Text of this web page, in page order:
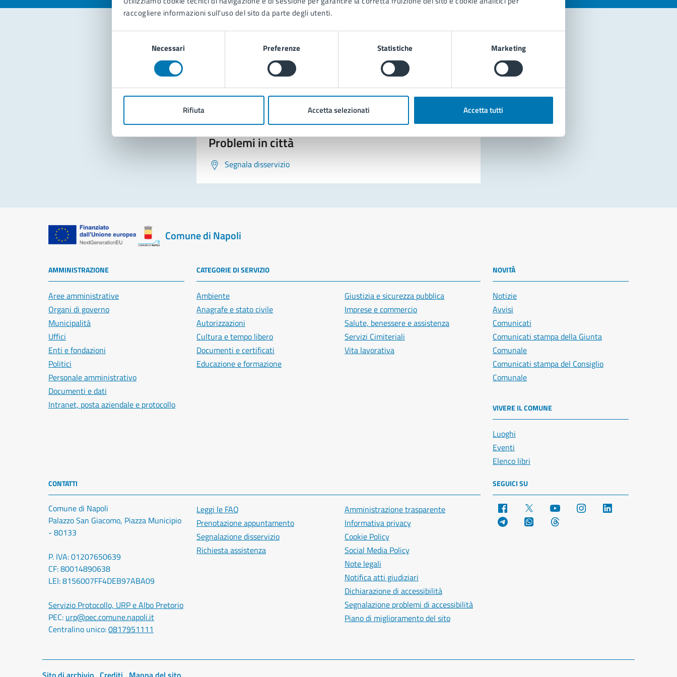
raccogliere informazioni sull'uso del sito da parte degli utenti.
Necessari Preferenze Statistiche Marketing
Rifiuta Accetta selezionati Accetta tutti
Contatta il comune
Leggi le domande frequenti
Richiedi assistenza
Problemi in città
Segnala disservizio
Comune di Napoli
AMMINISTRAZIONE
Aree amministrative
Organi di governo
Municipalità
Uffici
Enti e fondazioni
Politici
Personale amministrativo
Documenti e dati
Intranet, posta aziendale e protocollo
CATEGORIE DI SERVIZIO
Ambiente
Anagrafe e stato civile
Autorizzazioni
Cultura e tempo libero
Documenti e certificati
Educazione e formazione
Giustizia e sicurezza pubblica
Imprese e commercio
Salute, benessere e assistenza
Servizi Cimiteriali
Vita lavorativa
NOVITÀ
Notizie
Avvisi
Comunicati
Comunicati stampa della Giunta
Comunale
Comunicati stampa del Consiglio
Comunale
VIVERE IL COMUNE
Luoghi
Eventi
Elenco libri
CONTATTI
Comune di Napoli
Palazzo San Giacomo, Piazza Municipio
- 80133
P. IVA: 01207650639
CF: 80014890638
LEI: 8156007FF4DEB97ABA09
Servizio Protocollo, URP e Albo Pretorio
PEC: urp@pec.comune.napoli.it
Centralino unico:0817951111
Leggi le FAQ
Prenotazione appuntamento
Segnalazione disservizio
Richiesta assistenza
Amministrazione trasparente
Informativa privacy
Cookie Policy
Social Media Policy
Note legali
Notifica atti giudiziari
Dichiarazione di accessibilità
Segnalazione problemi di accessibilità
Piano di miglioramento del sito
SEGUICI SU
Facebook YouTube Instagram
Telegram WhatsApp